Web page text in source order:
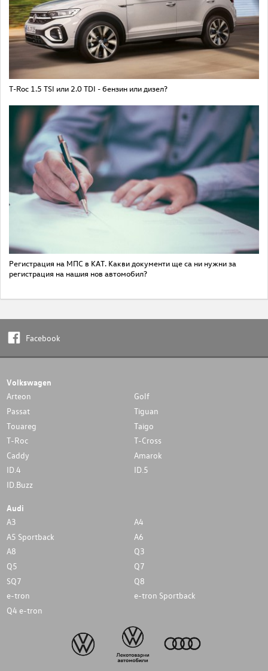
T-Roc 1.5 TSI или 2.0 TDI - бензин или дизел?
Регистрация на МПС в КАТ. Какви документи ще са ни нужни за
регистрация на нашия нов автомобил?
Facebook
Volkswagen
Arteon
Golf
Passat
Tiguan
Touareg
Taigo
T-Roc
T-Cross
Caddy
Amarok
ID.4
ID.5
ID.Buzz
Audi
A3
A4
A5 Sportback
A6
A8
Q3
Q5
Q7
SQ7
Q8
e-tron
e-tron Sportback
Q4 e-tron